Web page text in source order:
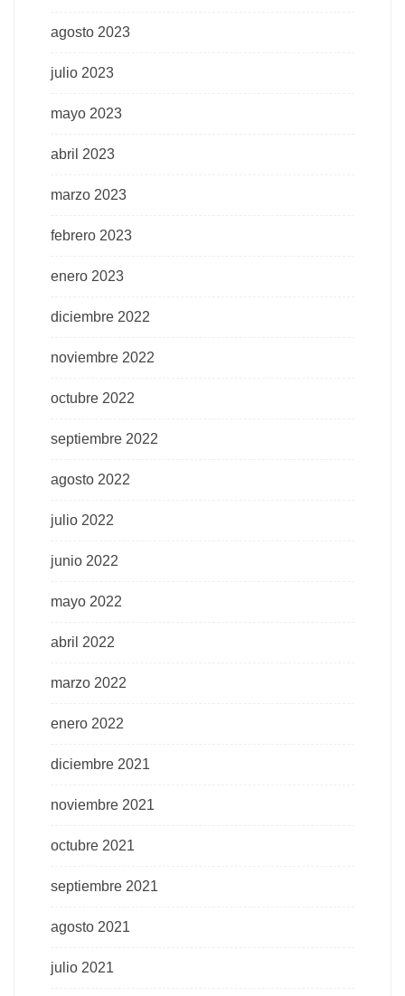
agosto 2023
julio 2023
mayo 2023
abril 2023
marzo 2023
febrero 2023
enero 2023
diciembre 2022
noviembre 2022
octubre 2022
septiembre 2022
agosto 2022
julio 2022
junio 2022
mayo 2022
abril 2022
marzo 2022
enero 2022
diciembre 2021
noviembre 2021
octubre 2021
septiembre 2021
agosto 2021
julio 2021